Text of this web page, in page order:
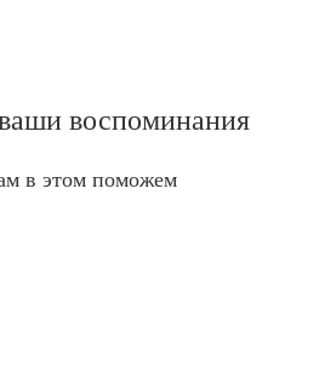
воспоминания
в этом поможем